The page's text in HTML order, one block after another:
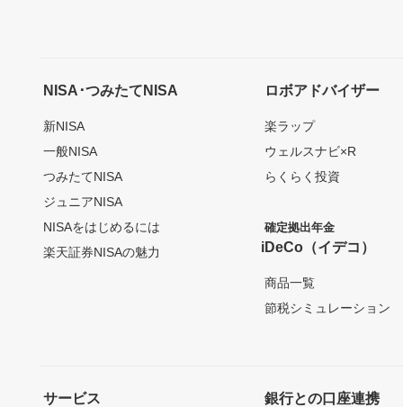
NISA･つみたてNISA
新NISA
一般NISA
つみたてNISA
ジュニアNISA
NISAをはじめるには
楽天証券NISAの魅力
ロボアドバイザー
楽ラップ
ウェルスナビ×R
らくらく投資
確定拠出年金
iDeCo（イデコ）
商品一覧
節税シミュレーション
サービス 銀行との口座連携